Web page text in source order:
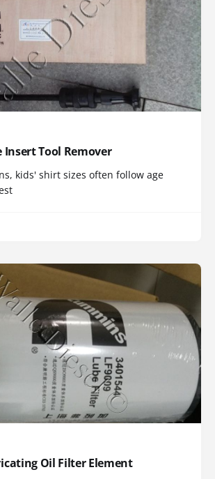
Insert Tool Remover
kids' shirt sizes often follow age
Oil Filter Element